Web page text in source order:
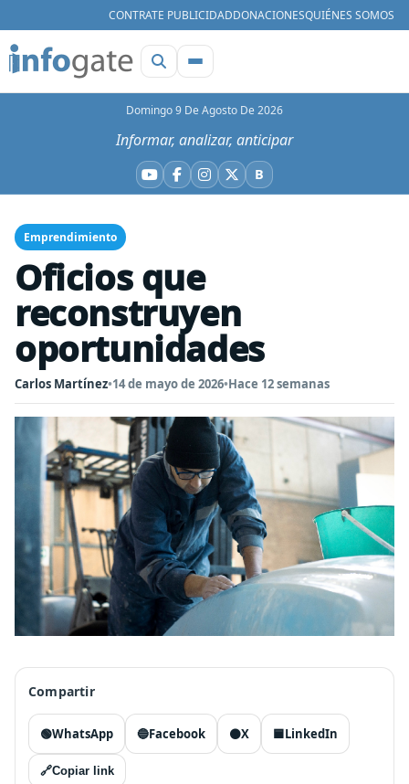
CONTRATE PUBLICIDADDONACIONESQUIÉNES SOMOS
Domingo 9 De Agosto De 2026
Informar, analizar, anticipar
YouTube
Facebook
Instagram
X BBluesky
Emprendimiento
Oficios que
reconstruyen
oportunidades
Carlos Martínez•14 de mayo de 2026•Hace 12 semanas
Compartir
🟢WhatsApp 🔵Facebook ⚫X 🟦LinkedIn
🔗Copiar link